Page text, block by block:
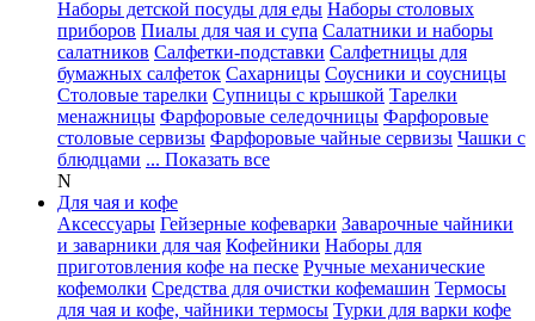
Наборы детской посуды для еды Наборы столовых
приборов Пиалы для чая и супа Салатники и наборы
салатников Салфетки-подставки Салфетницы для
бумажных салфеток Сахарницы Соусники и соусницы
Столовые тарелки Супницы с крышкой Тарелки
менажницы Фарфоровые селедочницы Фарфоровые
столовые сервизы Фарфоровые чайные сервизы Чашки с
блюдцами ... Показать все
N
Для чая и кофе
Аксессуары Гейзерные кофеварки Заварочные чайники
и заварники для чая Кофейники Наборы для
приготовления кофе на песке Ручные механические
кофемолки Средства для очистки кофемашин Термосы
для чая и кофе, чайники термосы Турки для варки кофе